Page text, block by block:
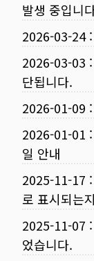
발생 중입니
2026-03-24:
2026-03-03 :
단됩니다.
2026-01-09 :
2026-01-01 :
일 안내
2025-11-17 :
로 표시되는
2025-11-07 :
었습니다.